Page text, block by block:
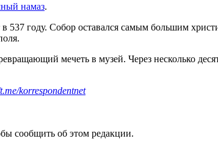
намаз.
году. Собор оставался самым большим
мечеть в музей. Через несколько
korrespondentnet
сообщить об этом редакции.